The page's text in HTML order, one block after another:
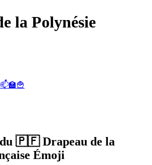
la Polynésie
📫🏫🍟
🇵🇫 Drapeau de la
Émoji